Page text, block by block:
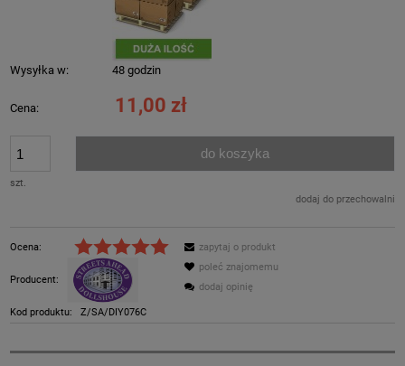
Wysyłka w: 48 godzin
Cena: 11,00 zł
szt.
do koszyka
dodaj do przechowalni
Ocena:
Producent:
Kod produktu: Z/SA/DIY076C
zapytaj o produkt
poleć znajomemu
dodaj opinię